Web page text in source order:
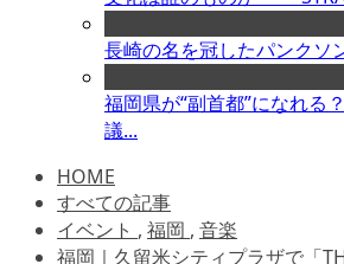
長崎の名を冠したパンクソ
福岡県が“副首都”になれる
議...
HOME
すべての記事
イベント , 福岡 , 音楽
福岡｜久留米シティプラザで「